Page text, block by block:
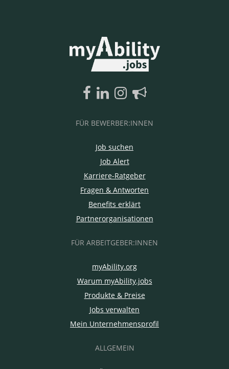
FÜR BEWERBER:INNEN
Job suchen
Job Alert
Karriere-Ratgeber
Fragen & Antworten
Benefits erklärt
Partnerorganisationen
FÜR ARBEITGEBER:INNEN
myAbility.org
Warum myAbility.jobs
Produkte & Preise
Jobs verwalten
Mein Unternehmensprofil
ALLGEMEIN